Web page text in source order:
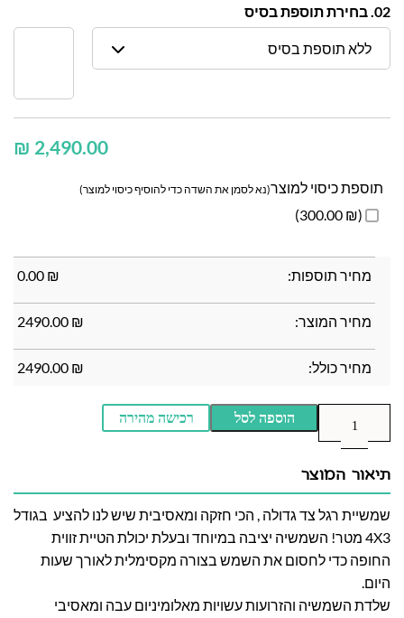
02. בחירת תוספת בסיס
ללא תוספת בסיס
₪
תוספת כיסוי למוצר(נא לסמן את השדה כדי להוסיף כיסוי למוצר)
(₪ 300.00)
מחיר תוספות: ₪
0.00
מחיר המוצר: ₪
2490.00
מחיר כולל: ₪
2490.00
הוספה לסל רכישה מהירה
תיאור המוצר
שמשיית רגל צד גדולה , הכי חזקה ומאסיבית שיש לנו להציע בגודל
4X3 מטר! השמשיה יציבה במיוחד ובעלת יכולת הטיית זווית
החופה כדי לחסום את השמש בצורה מקסימלית לאורך שעות
היום.
שלדת השמשיה והזרועות עשויות מאלומיניום עבה ומאסיבי